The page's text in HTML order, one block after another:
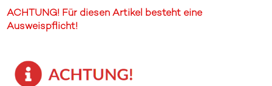
ACHTUNG! Für diesen Artikel besteht eine
Ausweispflicht!